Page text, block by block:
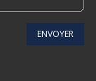
ENVOYER